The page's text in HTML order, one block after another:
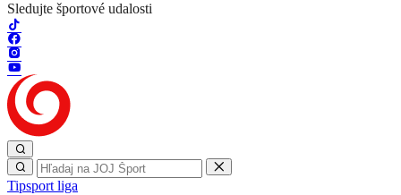
Sledujte športové udalosti
Tipsport liga